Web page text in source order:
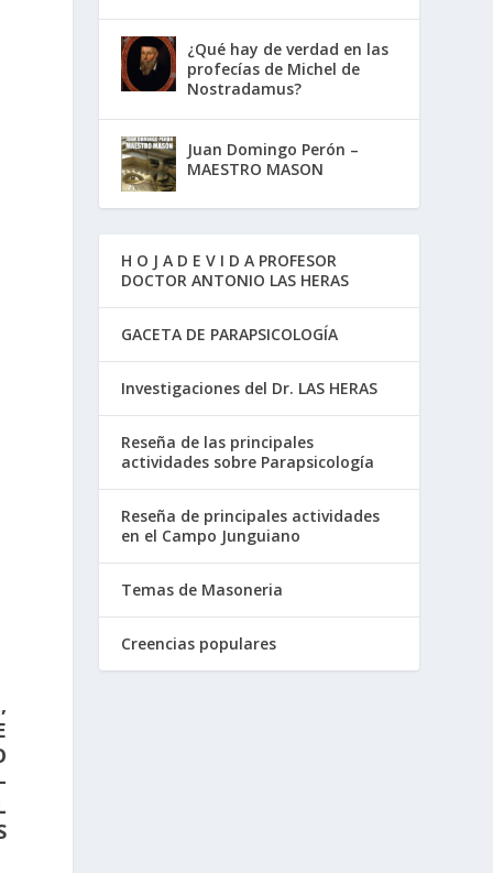
¿Qué hay de verdad en las
profecías de Michel de
Nostradamus?
Juan Domingo Perón –
MAESTRO MASON
H O J A D E V I D A PROFESOR
DOCTOR ANTONIO LAS HERAS
GACETA DE PARAPSICOLOGÍA
Investigaciones del Dr. LAS HERAS
Reseña de las principales
actividades sobre Parapsicología
Reseña de principales actividades
en el Campo Junguiano
Temas de Masoneria
Creencias populares